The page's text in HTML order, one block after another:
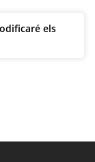
els